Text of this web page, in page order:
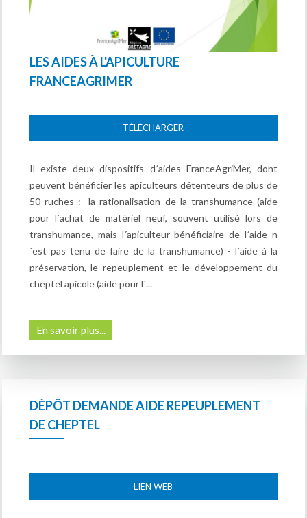
LES AIDES À L'APICULTURE
FRANCEAGRIMER
TÉLÉCHARGER
Il existe deux dispositifs d´aides FranceAgriMer, dont
peuvent bénéficier les apiculteurs détenteurs de plus de
50 ruches :- la rationalisation de la transhumance (aide
pour l´achat de matériel neuf, souvent utilisé lors de
transhumance, mais l´apiculteur bénéficiaire de l´aide n
´est pas tenu de faire de la transhumance) - l´aide à la
préservation, le repeuplement et le développement du
cheptel apicole (aide pour l´...
En savoir plus...
DÉPÔT DEMANDE AIDE REPEUPLEMENT
DE CHEPTEL
LIEN WEB